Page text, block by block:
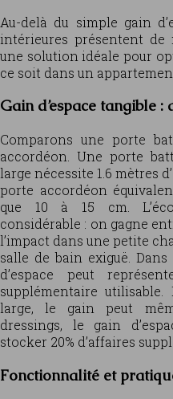
Au-delà du simple gain
intérieures présentent
une solution idéale pour
ce soit dans un
Gain d’espace tangible :
Comparons une porte
accordéon. Une porte
large nécessite 1.6 mètres
porte accordéon
que 10 à 15 cm.
considérable : on gagne
l’impact dans une petite
salle de bain exiguë.
d’espace peut
supplémentaire
large, le gain peut
dressings, le gain
stocker 20% d’affaires
Fonctionnalité et